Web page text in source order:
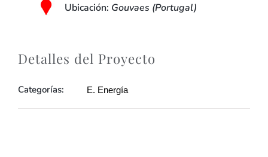
Ubicación: Gouvaes (Portugal)
Detalles del Proyecto
Categorías: E. Energía